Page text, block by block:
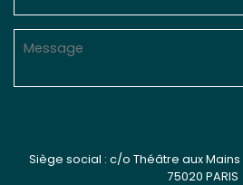
Siège social : c/o Théâtre aux
75020 PARIS